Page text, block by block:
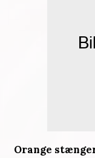
Orange